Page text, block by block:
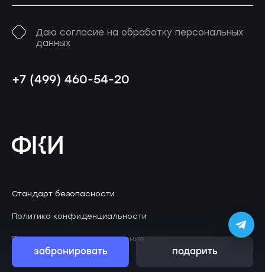
забронировать подарить
Даю согласие на обработку персональных
данных
+7 (499) 460-54-20
Стандарт безопасности
Политика конфиденциальности
Пользовательское соглашение
© 2026 Клаустрофобия Дизайн